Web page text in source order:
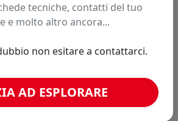
simili
tecniche, contatti del tuo
e molto altro ancora...
non esitare a contattarci.
AD ESPLORARE